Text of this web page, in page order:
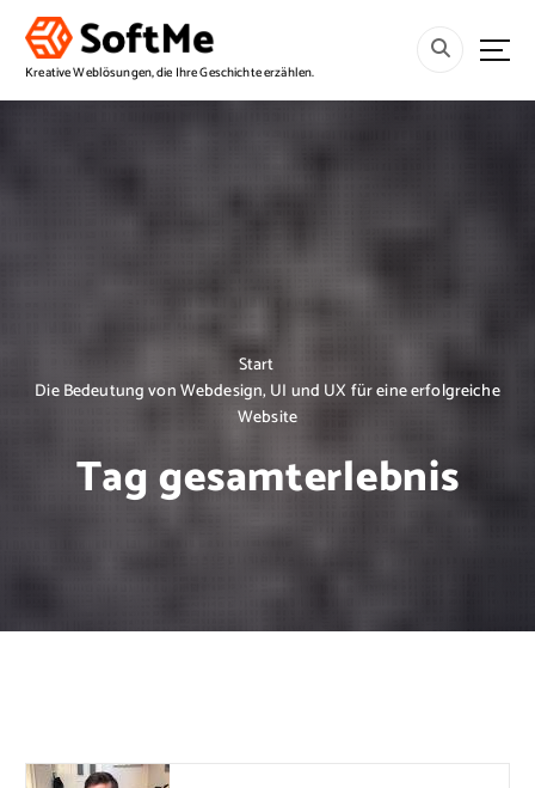
Kreative Weblösungen, die Ihre Geschichte erzählen.
Start
Die Bedeutung von Webdesign, UI und UX für eine erfolgreiche
Website
Tag gesamterlebnis